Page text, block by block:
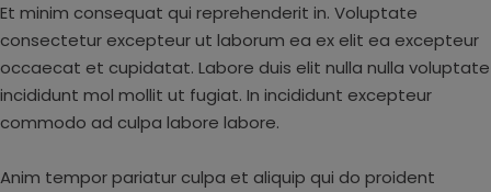
Et minim consequat qui reprehenderit in. Voluptate
consectetur excepteur ut laborum ea ex elit ea excepteur
occaecat et cupidatat. Labore duis elit nulla nulla voluptate
incididunt mol mollit ut fugiat. In incididunt excepteur
commodo ad culpa labore labore.
Anim tempor pariatur culpa et aliquip qui do proident